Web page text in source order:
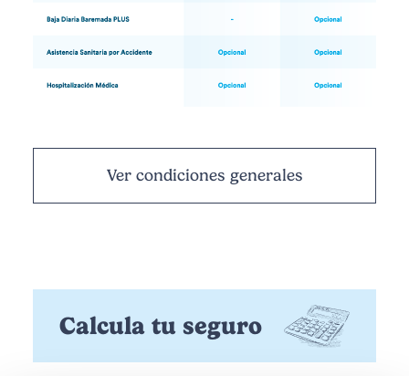
Ver condiciones generales
Calcula tu seguro